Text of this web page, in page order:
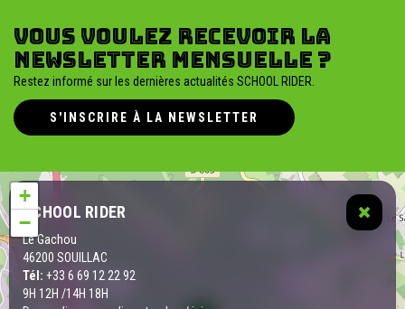
Vous voulez recevoir la
newsletter mensuelle ?
Restez informé sur les dernières actualités SCHOOL RIDER.
S'INSCRIRE À LA NEWSLETTER
SCHOOL RIDER
Le Gachou
46200 SOUILLAC
Tél: +33 6 69 12 22 92
9H 12H /14H 18H
+
−